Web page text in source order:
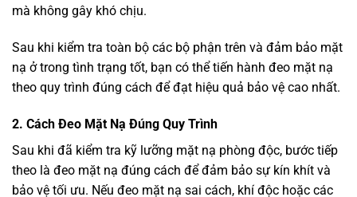
mà không gây khó chịu.
Sau khi kiểm tra toàn bộ các bộ phận trên và đảm bảo mặt
nạ ở trong tình trạng tốt, bạn có thể tiến hành đeo mặt nạ
theo quy trình đúng cách để đạt hiệu quả bảo vệ cao nhất.
2. Cách Đeo Mặt Nạ Đúng Quy Trình
Sau khi đã kiểm tra kỹ lưỡng mặt nạ phòng độc, bước tiếp
theo là đeo mặt nạ đúng cách để đảm bảo sự kín khít và
bảo vệ tối ưu. Nếu đeo mặt nạ sai cách, khí độc hoặc các